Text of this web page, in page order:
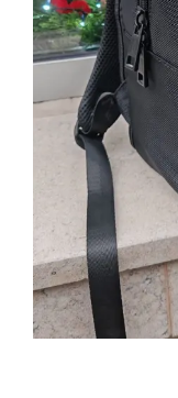
Odoslať správu